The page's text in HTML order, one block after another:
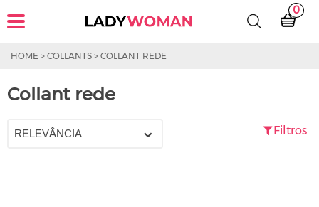
0
HOME > COLLANTS > COLLANT REDE
Collant rede
Filtros